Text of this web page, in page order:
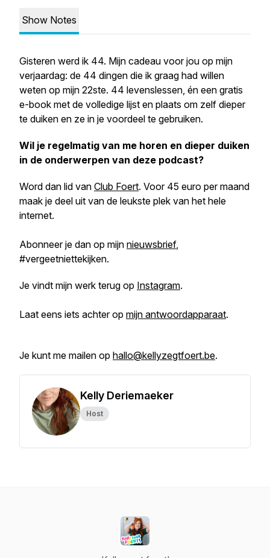
Show Notes
Gisteren werd ik 44. Mijn cadeau voor jou op mijn
verjaardag: de 44 dingen die ik graag had willen
weten op mijn 22ste. 44 levenslessen, én een gratis
e-book met de volledige lijst en plaats om zelf dieper
te duiken en ze in je voordeel te gebruiken.
Wil je regelmatig van me horen en dieper duiken
in de onderwerpen van deze podcast?
Word dan lid van Club Foert. Voor 45 euro per maand
maak je deel uit van de leukste plek van het hele
internet.
Abonneer je dan op mijn nieuwsbrief,
#vergeetniettekijken.
Je vindt mijn werk terug op Instagram.
Laat eens iets achter op mijn antwoordapparaat.
Je kunt me mailen op hallo@kellyzegtfoert.be.
Kelly Deriemaeker
Host